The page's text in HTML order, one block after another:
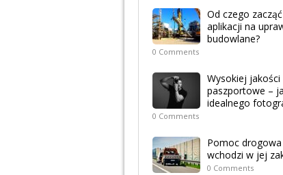
Od czego
aplikacji na
budowlane?
0 Comments
Wysokiej jakości
paszportowe –
idealnego
0 Comments
Pomoc
wchodzi w jej
0 Comments